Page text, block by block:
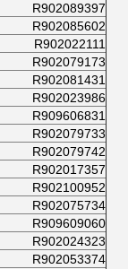
R902089397
R902085602
R902022111
R902079173
R902081431
R902023986
R909606831
R902079733
R902079742
R902017357
R902100952
R902075734
R909609060
R902024323
R902053374